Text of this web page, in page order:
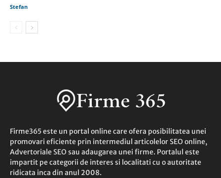
Stefan
Firme365 este un portal online care ofera posibilitatea unei
promovari eficiente prin intermediul articolelor SEO online,
Advertoriale SEO sau adaugarea unei firme. Portalul este
impartit pe categorii de interes si localitati cu o autoritate
ridicata inca din anul 2008.